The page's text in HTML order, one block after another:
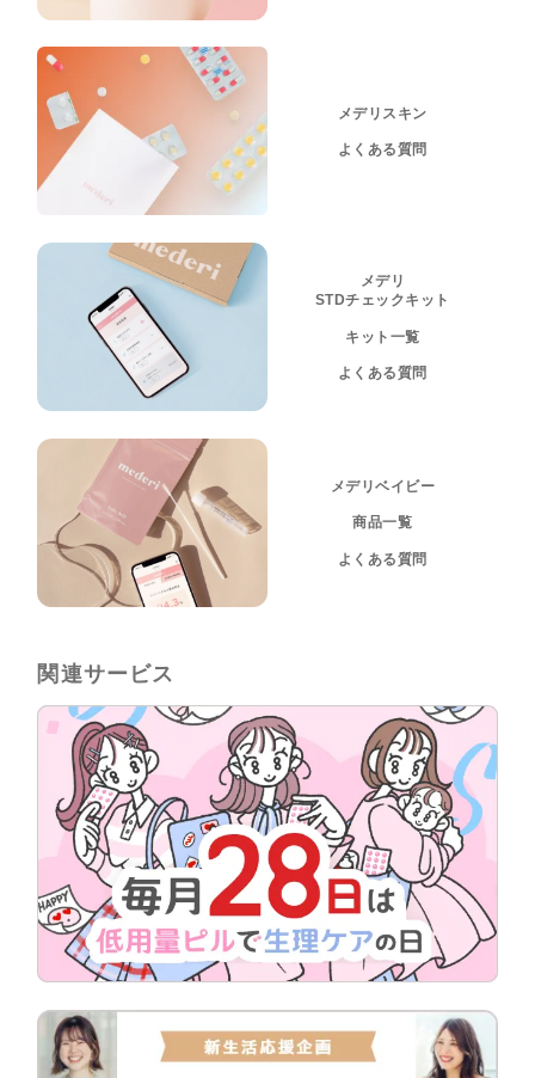
メデリスキン
よくある質問
メデリ
STDチェックキット
キット一覧
よくある質問
メデリベイビー
商品一覧
よくある質問
関連サービス